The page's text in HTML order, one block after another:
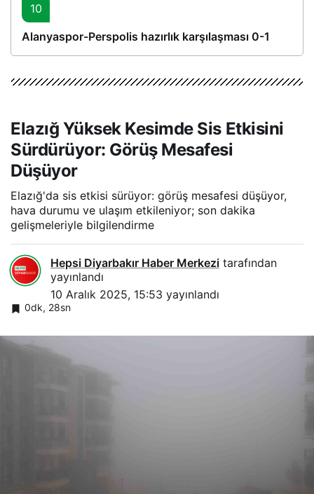
10
Alanyaspor-Perspolis hazırlık karşılaşması 0-1
Elazığ Yüksek Kesimde Sis Etkisini
Sürdürüyor: Görüş Mesafesi
Düşüyor
Elazığ'da sis etkisi sürüyor: görüş mesafesi düşüyor,
hava durumu ve ulaşım etkileniyor; son dakika
gelişmeleriyle bilgilendirme
Hepsi Diyarbakır Haber Merkezi tarafından
yayınlandı
10 Aralık 2025, 15:53 yayınlandı
0dk, 28sn